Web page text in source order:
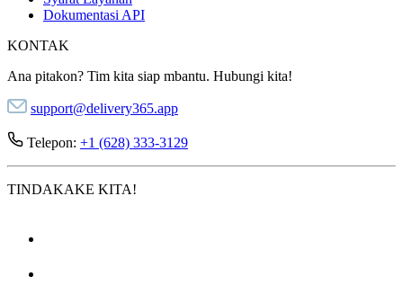
Dokumentasi API
KONTAK
Ana pitakon? Tim kita siap mbantu. Hubungi kita!
support@delivery365.app
Telepon: +1 (628) 333-3129
TINDAKAKE KITA!